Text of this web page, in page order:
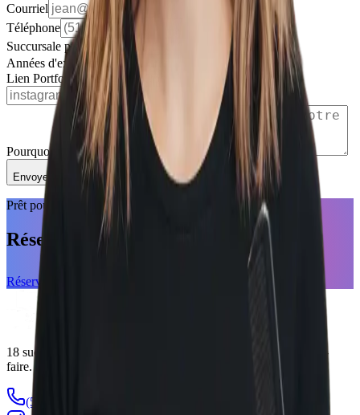
Courriel
Téléphone
Succursale préférée
Années d'expérience
Lien Portfolio / Instagram (Optionnel)
Pourquoi vous? (Message d'intro)
Envoyer ma candidature
Prêt pour une transformation?
Réservez votre coupe.
Réserver
18 succursales
d'exception au Québec. Expertise, style et savoir-
faire.
(579) 254-0432 succursales